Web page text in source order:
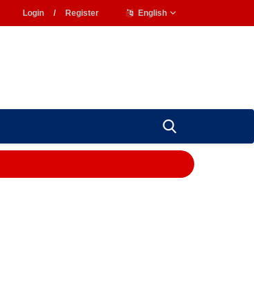
Login / Register English